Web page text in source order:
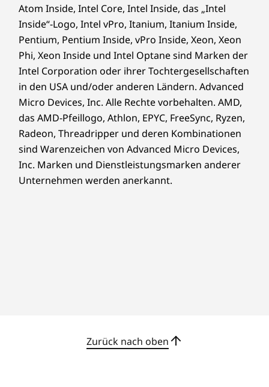
intuitiven Richtungstasten in voller Größe. Mit
Atom Inside, Intel Core, Intel Inside, das „Intel
Inside“-Logo, Intel vPro, Itanium, Itanium Inside,
Pentium, Pentium Inside, vPro Inside, Xeon, Xeon
Phi, Xeon Inside und Intel Optane sind Marken der
Intel Corporation oder ihrer Tochtergesellschaften
in den USA und/oder anderen Ländern. Advanced
Micro Devices, Inc. Alle Rechte vorbehalten. AMD,
das AMD-Pfeillogo, Athlon, EPYC, FreeSync, Ryzen,
Radeon, Threadripper und deren Kombinationen
sind Warenzeichen von Advanced Micro Devices,
Inc. Marken und Dienstleistungsmarken anderer
Unternehmen werden anerkannt.
Zurück nach oben